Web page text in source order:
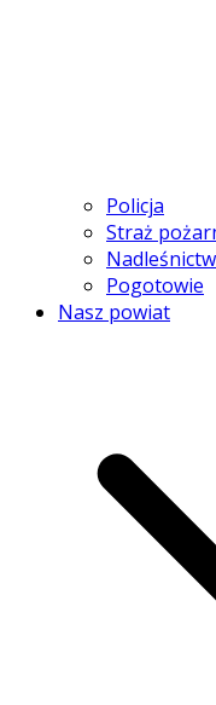
Policja
Straż
Pogotowie
Nasz powiat